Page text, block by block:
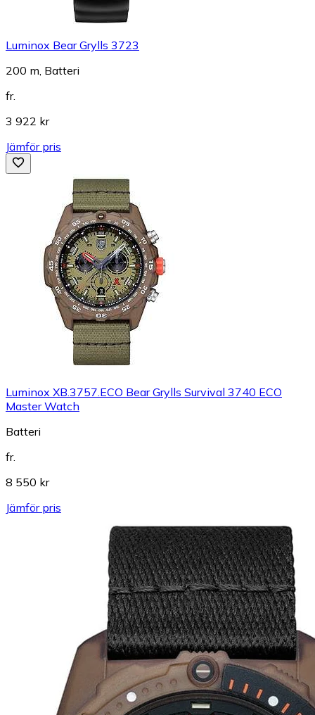
Luminox Bear Grylls 3723
200 m, Batteri
fr.
3 922 kr
Jämför pris
Luminox XB.3757.ECO Bear Grylls Survival 3740 ECO
Master Watch
Batteri
fr.
8 550 kr
Jämför pris